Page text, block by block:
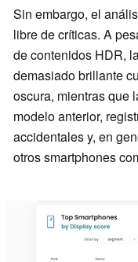
Sin embargo, el
libre de críticas. A
de contenidos HDR,
demasiado brillante
oscura, mientras que
modelo anterior,
accidentales y, en
otros smartphones